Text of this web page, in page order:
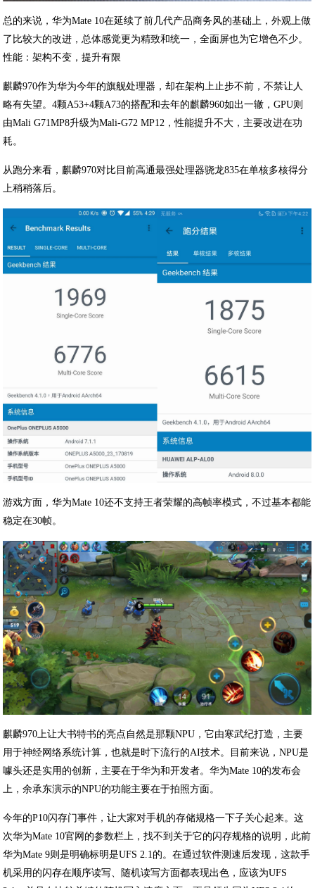
总的来说，华为Mate 10在延续了前几代产品商务风的基础上，外观上做
了比较大的改进，总体感觉更为精致和统一，全面屏也为它增色不少。
性能：架构不变，提升有限
麒麟970作为华为今年的旗舰处理器，却在架构上止步不前，不禁让人
略有失望。4颗A53+4颗A73的搭配和去年的麒麟960如出一辙，GPU则
由Mali G71MP8升级为Mali-G72 MP12，性能提升不大，主要改进在功
耗。
从跑分来看，麒麟970对比目前高通最强处理器骁龙835在单核多核得分
上稍稍落后。
游戏方面，华为Mate 10还不支持王者荣耀的高帧率模式，不过基本都能
稳定在30帧。
麒麟970上让大书特书的亮点自然是那颗NPU，它由寒武纪打造，主要
用于神经网络系统计算，也就是时下流行的AI技术。目前来说，NPU是
噱头还是实用的创新，主要在于华为和开发者。华为Mate 10的发布会
上，余承东演示的NPU的功能主要在于拍照方面。
今年的P10闪存门事件，让大家对手机的存储规格一下子关心起来。这
次华为Mate 10官网的参数栏上，找不到关于它的闪存规格的说明，此前
华为Mate 9则是明确标明是UFS 2.1的。在通过软件测速后发现，这款手
机采用的闪存在顺序读写、随机读写方面都表现出色，应该为UFS